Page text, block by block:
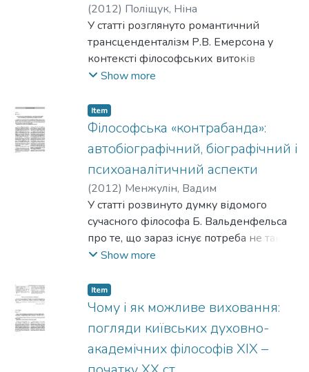
(2012) Поліщук, Ніна
У статті розглянуто романтичний
трансценденталізм Р.В. Емерсона у
контексті філософських витоків
прагматизму та досліджено експлікації
сучасному прагматизмі.
Show more
Item
Філософська «контрабанда»:
автобіографічний, біографічний і
психоаналітичний аспекти
(2012) Менжулін, Вадим
У статті розвинуто думку відомого
сучасного філософа Б. Вальденфельса
про те, що зараз існує потреба не так у
героях розуму, як у його
Show more
Item
Чому і як можливе виховання:
погляди київських духовно-
академічних філософів ХІХ –